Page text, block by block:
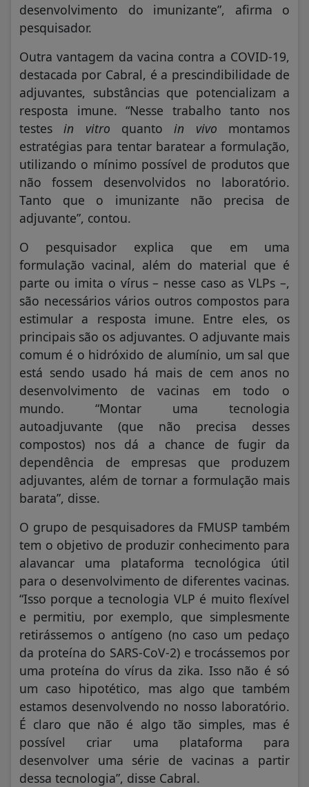
desenvolvimento do imunizante”, afirma o
pesquisador.
Outra vantagem da vacina contra a COVID-19,
destacada por Cabral, é a prescindibilidade de
adjuvantes, substâncias que potencializam a
resposta imune. “Nesse trabalho tanto nos
testesin vitro quantoin vivo montamos
estratégias para tentar baratear a formulação,
utilizando o mínimo possível de produtos que
não fossem desenvolvidos no laboratório.
Tanto que o imunizante não precisa de
adjuvante”, contou.
O pesquisador explica que em uma
formulação vacinal, além do material que é
parte ou imita o vírus – nesse caso as VLPs –,
são necessários vários outros compostos para
estimular a resposta imune. Entre eles, os
principais são os adjuvantes. O adjuvante mais
comum é o hidróxido de alumínio, um sal que
está sendo usado há mais de cem anos no
desenvolvimento de vacinas em todo o
mundo. “Montar uma tecnologia
autoadjuvante (que não precisa desses
compostos) nos dá a chance de fugir da
dependência de empresas que produzem
adjuvantes, além de tornar a formulação mais
barata”, disse.
O grupo de pesquisadores da FMUSP também
tem o objetivo de produzir conhecimento para
alavancar uma plataforma tecnológica útil
para o desenvolvimento de diferentes vacinas.
“Isso porque a tecnologia VLP é muito flexível
e permitiu, por exemplo, que simplesmente
retirássemos o antígeno (no caso um pedaço
da proteína do SARS-CoV-2) e trocássemos por
uma proteína do vírus da zika. Isso não é só
um caso hipotético, mas algo que também
estamos desenvolvendo no nosso laboratório.
É claro que não é algo tão simples, mas é
possível criar uma plataforma para
desenvolver uma série de vacinas a partir
dessa tecnologia”, disse Cabral.